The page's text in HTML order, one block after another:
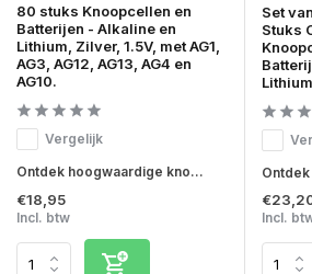
80 stuks Knoopcellen en
Batterijen - Alkaline en
Lithium, Zilver, 1.5V, met AG1,
AG3, AG12, AG13, AG4 en
AG10.
Vergelijk
Ontdek hoogwaardige kno...
€18,95
Incl. btw
Set
Stuks
Incl.